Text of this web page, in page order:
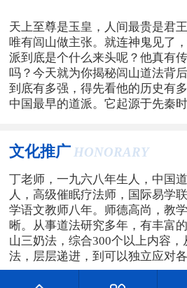
天上至尊是玉皇，人间最贵是君
唯有闾山做主张。就连神鬼见了
派到底是个什么来头呢？他真有
吗？今天就为你揭秘闾山道法背
到底有多强，得先看他的历史有
中国最早的道派。它起源于先秦
文化推广 HONORARY
丁老师，一九六八年生人，中国
人，高级催眠疗法师，国际易学
学语文教师八年。师德高尚，教
晰。从事道法研究多年，有丰富
山三奶法，综合300个以上内容
法，层层递进，到可以独立应对